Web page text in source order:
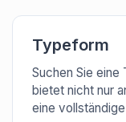
Typeform
Suchen Sie
bietet nicht nur
eine